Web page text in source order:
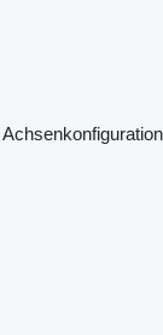
Achsenkonfiguration